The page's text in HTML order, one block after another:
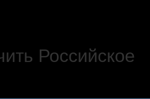
Российское